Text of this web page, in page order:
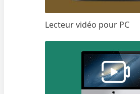
Lecteur vidéo pour PC